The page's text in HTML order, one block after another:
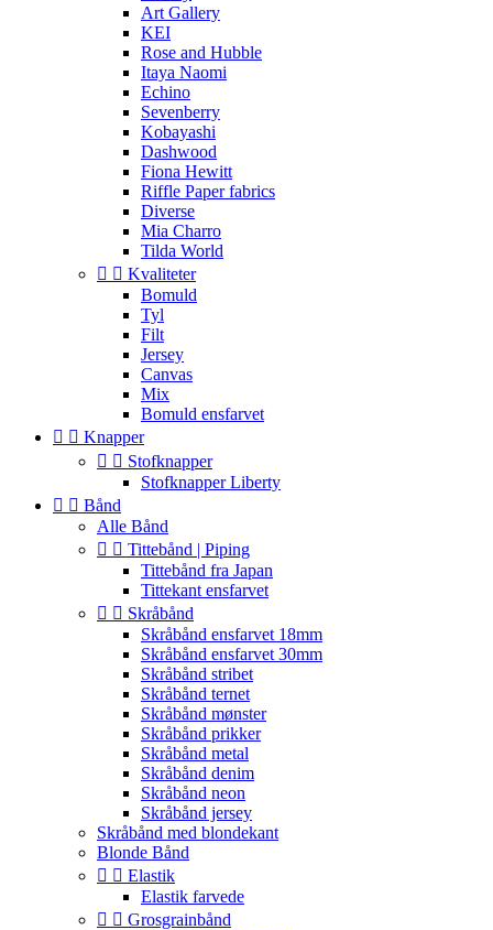
Art Gallery
KEI
Rose and Hubble
Itaya Naomi
Echino
Sevenberry
Kobayashi
Dashwood
Fiona Hewitt
Riffle Paper fabrics
Diverse
Mia Charro
Tilda World
  Kvaliteter
Bomuld
Tyl
Filt
Jersey
Canvas
Mix
Bomuld ensfarvet
  Knapper
  Stofknapper
Stofknapper Liberty
  Bånd
Alle Bånd
  Tittebånd | Piping
Tittebånd fra Japan
Tittekant ensfarvet
  Skråbånd
Skråbånd ensfarvet 18mm
Skråbånd ensfarvet 30mm
Skråbånd stribet
Skråbånd ternet
Skråbånd mønster
Skråbånd prikker
Skråbånd metal
Skråbånd denim
Skråbånd neon
Skråbånd jersey
Skråbånd med blondekant
Blonde Bånd
  Elastik
Elastik farvede
  Grosgrainbånd